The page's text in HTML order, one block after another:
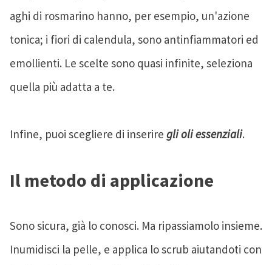
aghi di rosmarino hanno, per esempio, un'azione
tonica; i fiori di calendula, sono antinfiammatori ed
emollienti. Le scelte sono quasi infinite, seleziona
quella più adatta a te.
Infine, puoi scegliere di inserire gli oli essenziali.
Il metodo di applicazione
Sono sicura, già lo conosci. Ma ripassiamolo insieme.
Inumidisci la pelle, e applica lo scrub aiutandoti con